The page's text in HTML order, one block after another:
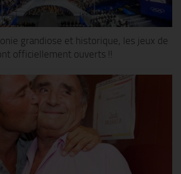
grandiose et historique, les jeux de
officiellement ouverts !!